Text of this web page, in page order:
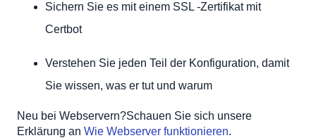
Schritt 4: (optional) Fügen Sie Diffie-Hellman-Parameter
Schritt 5: Einrichten
Letzte Schritte und gute Gewohnheiten
SSL
Hosting mehrerer Anwendungen auf einem Server
Sichern Sie es mit einem SSL -Zertifikat mit
Certbot
Verstehen Sie jeden Teil der Konfiguration, damit
Sie wissen, was er tut und warum
Neu bei Webservern?Schauen Sie sich unsere
Erklärung an Wie Webserver funktionieren.